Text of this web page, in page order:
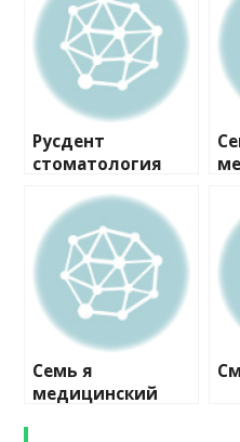
Русдент
стоматология
Семь я
медицинский